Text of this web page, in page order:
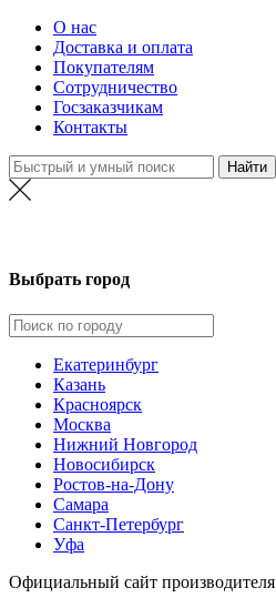
О нас
Доставка и оплата
Покупателям
Сотрудничество
Госзаказчикам
Контакты
Выбрать город
Екатеринбург
Казань
Красноярск
Москва
Нижний Новгород
Новосибирск
Ростов-на-Дону
Самара
Санкт-Петербург
Уфа
Официальный сайт производителя